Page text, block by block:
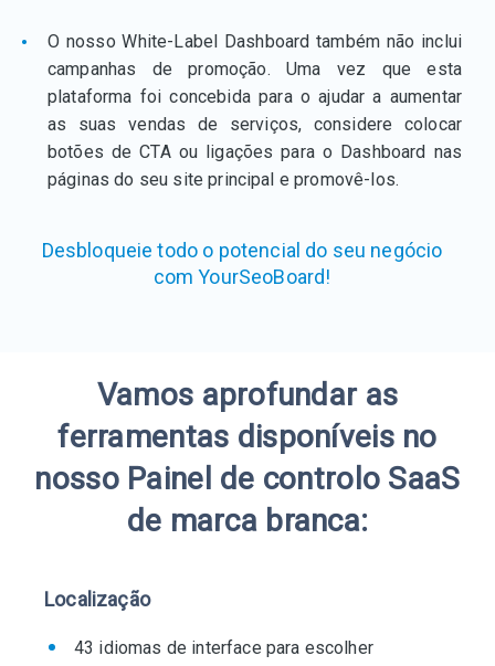
O nosso White-Label Dashboard também não inclui
campanhas de promoção. Uma vez que esta
plataforma foi concebida para o ajudar a aumentar
as suas vendas de serviços, considere colocar
botões de CTA ou ligações para o Dashboard nas
páginas do seu site principal e promovê-los.
Desbloqueie todo o potencial do seu negócio
com YourSeoBoard!
Vamos aprofundar as
ferramentas disponíveis no
nosso Painel de controlo SaaS
de marca branca:
Localização
43 idiomas de interface para escolher